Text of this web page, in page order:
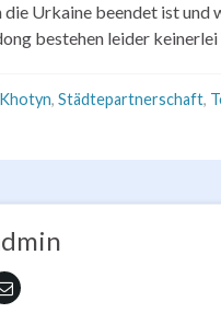
die Urkaine beendet ist und
bestehen leider
Khotyn, Städtepartnerschaft,